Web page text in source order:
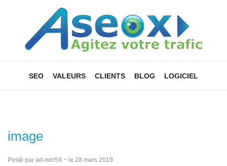
SEO VALEURS CLIENTS BLOG LOGICIEL
image
Posté par ad-min59 ~ le 28 mars 2019